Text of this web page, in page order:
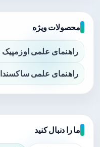
محصولات ویژه
راهنمای علمی اوزمپیک
راهنمای علمی ساکسندا
ما را دنبال کنید